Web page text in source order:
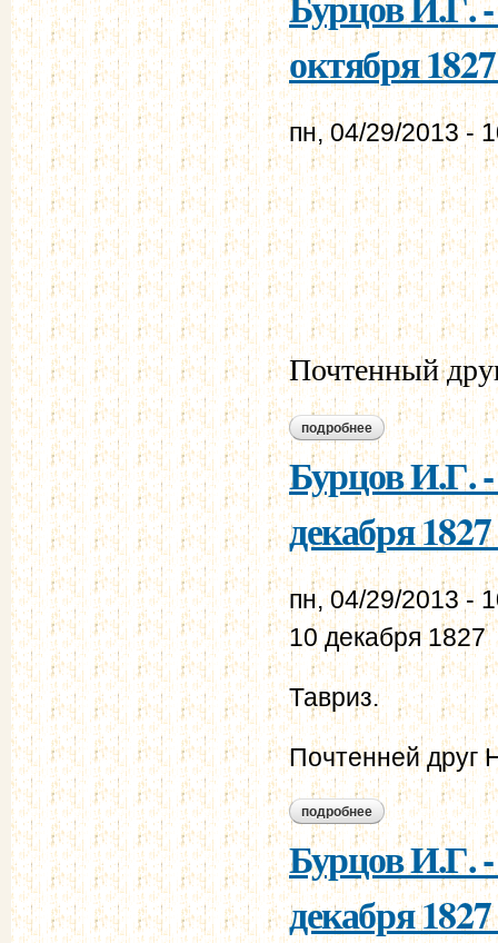
октября
пн, 04/29/2013 -
Почтенный
подробнее о бурцов и.г. -
Бурцов И.Г.
декабря 1827
пн, 04/29/2013 -
10 декабря 1827
Тавриз.
Почтенней друг
подробнее о бурцов и.г. -
Бурцов И.Г.
декабря 1827